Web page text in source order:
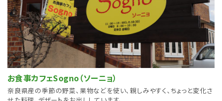
お食事カフェSogno（ソーニョ）
奈良県産の季節の野菜、果物などを使い、親しみやすく、ちょっと変化さ